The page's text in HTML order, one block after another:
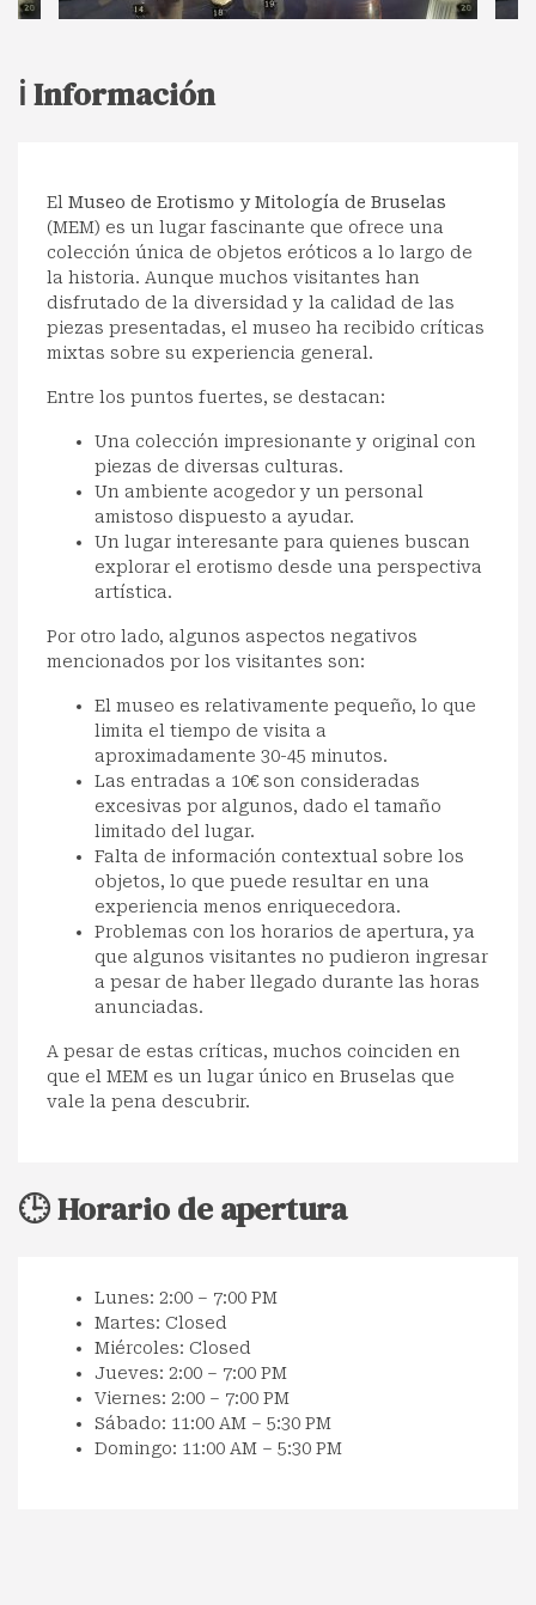
ℹ️ Información
El Museo de Erotismo y Mitología de Bruselas
(MEM) es un lugar fascinante que ofrece una
colección única de objetos eróticos a lo largo de
la historia. Aunque muchos visitantes han
disfrutado de la diversidad y la calidad de las
piezas presentadas, el museo ha recibido críticas
mixtas sobre su experiencia general.
Entre los puntos fuertes, se destacan:
Una colección impresionante y original con
piezas de diversas culturas.
Un ambiente acogedor y un personal
amistoso dispuesto a ayudar.
Un lugar interesante para quienes buscan
explorar el erotismo desde una perspectiva
artística.
Por otro lado, algunos aspectos negativos
mencionados por los visitantes son:
El museo es relativamente pequeño, lo que
limita el tiempo de visita a
aproximadamente 30-45 minutos.
Las entradas a 10€ son consideradas
excesivas por algunos, dado el tamaño
limitado del lugar.
Falta de información contextual sobre los
objetos, lo que puede resultar en una
experiencia menos enriquecedora.
Problemas con los horarios de apertura, ya
que algunos visitantes no pudieron ingresar
a pesar de haber llegado durante las horas
anunciadas.
A pesar de estas críticas, muchos coinciden en
que el MEM es un lugar único en Bruselas que
vale la pena descubrir.
🕒 Horario de apertura
Lunes: 2:00 – 7:00 PM
Martes: Closed
Miércoles: Closed
Jueves: 2:00 – 7:00 PM
Viernes: 2:00 – 7:00 PM
Sábado: 11:00 AM – 5:30 PM
Domingo: 11:00 AM – 5:30 PM